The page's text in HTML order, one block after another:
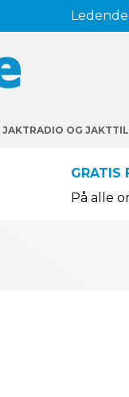
JAKTRADIO OG
GRATIS
På alle